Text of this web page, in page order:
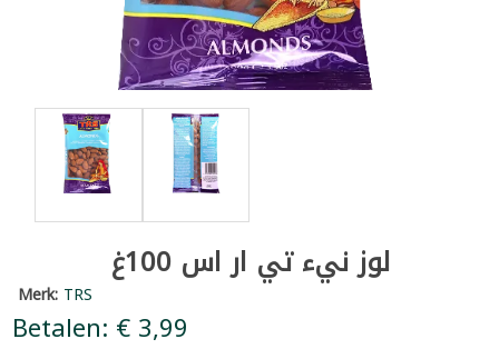
لوز نيء تي ار اس 100غ
Merk: TRS
Betalen: € 3,99